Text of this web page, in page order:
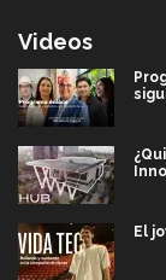
Videos
El